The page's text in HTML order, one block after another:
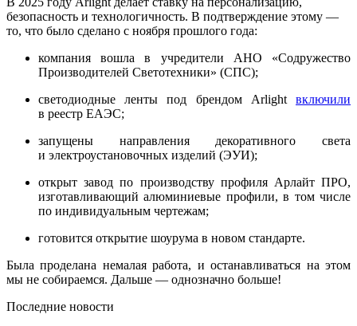
безопасность и технологичность. В подтверждение этому —
то, что было сделано с ноября прошлого года:
компания вошла в учредители АНО «Содружество
Производителей Светотехники» (СПС);
светодиодные ленты под брендом Arlight включили
в реестр ЕАЭС;
запущены направления декоративного света
и электроустановочных изделий (ЭУИ);
открыт завод по производству профиля Арлайт ПРО,
изготавливающий алюминиевые профили, в том числе
по индивидуальным чертежам;
готовится открытие шоурума в новом стандарте.
Была проделана немалая работа, и останавливаться на этом
мы не собираемся. Дальше — однозначно больше!
Последние новости